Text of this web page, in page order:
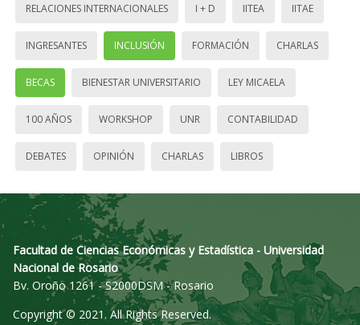
RELACIONES INTERNACIONALES I + D IITEA IITAE
INGRESANTES INCLUSIÓN FORMACIÓN CHARLAS
BECAS BIENESTAR UNIVERSITARIO LEY MICAELA
100 AÑOS WORKSHOP UNR CONTABILIDAD
DEBATES OPINIÓN CHARLAS LIBROS
Facultad de Ciencias Económicas y Estadística - Universidad
Nacional de Rosario
Bv. Oroño 1261 - S2000DSM - Rosario
Copyright © 2021. All Rights Reserved.